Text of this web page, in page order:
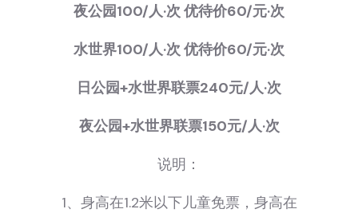
夜公园100/人·次 优待价60/元·次
水世界100/人·次 优待价60/元·次
日公园+水世界联票240元/人·次
夜公园+水世界联票150元/人·次
说明：
1、身高在1.2米以下儿童免票，身高在